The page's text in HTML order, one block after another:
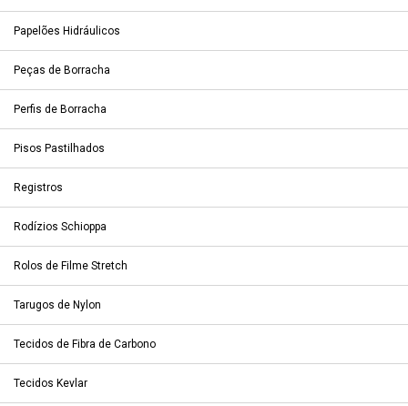
Papelões Hidráulicos
Peças de Borracha
Perfis de Borracha
Pisos Pastilhados
Registros
Rodízios Schioppa
Rolos de Filme Stretch
Tarugos de Nylon
Tecidos de Fibra de Carbono
Tecidos Kevlar